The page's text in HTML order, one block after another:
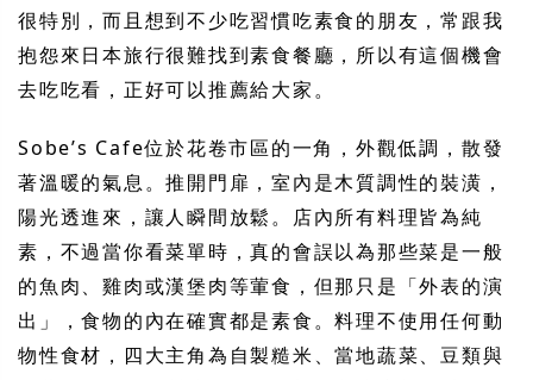
很特別，而且想到不少吃習慣吃素食的朋友，常跟我
抱怨來日本旅行很難找到素食餐廳，所以有這個機會
去吃吃看，正好可以推薦給大家。
Sobe’s Cafe位於花卷市區的一角，外觀低調，散發
著溫暖的氣息。推開門扉，室內是木質調性的裝潢，
陽光透進來，讓人瞬間放鬆。店內所有料理皆為純
素，不過當你看菜單時，真的會誤以為那些菜是一般
的魚肉、雞肉或漢堡肉等葷食，但那只是「外表的演
出」，食物的內在確實都是素食。料理不使用任何動
物性食材，四大主角為自製糙米、當地蔬菜、豆類與